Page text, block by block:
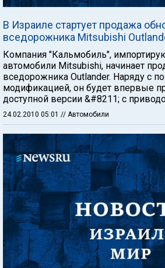
В Израиле стартует продажа
вседорожника Mitsubishi
Компания "Кальмобиль",
автомобили Mitsubishi, начинает
вседорожника Outlander. Наряду с
модификацией, он будет впервые
доступной версии &#8211; с
24.02.2010 05:01 // Автомобили